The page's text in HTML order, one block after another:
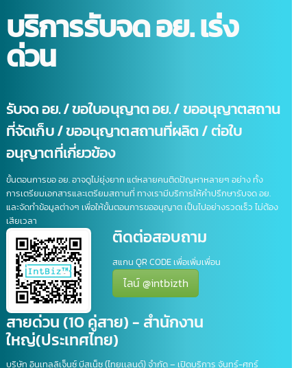
บริการรับจด อย. เร่ง
ด่วน
รับจด อย. / ขอใบอนุญาต อย. / ขออนุญาตสถา
ที่จัดเก็บ / ขออนุญาตสถานที่ผลิต / ต่อใบ
อนุญาตที่เกี่ยวข้อง
ขั้นตอนการขอ อย. อาจดูไม่ยุ่งยาก แต่หลายคนติดปัญหาหลายๆ อย่าง ทั้ง
การเตรียมเอกสารและเตรียมสถานที่ ทางเรามีบริการให้คำปรึกษารับจด อย.
และจัดทำข้อมูลต่างๆ เพื่อให้ขั้นตอนการขออนุญาต เป็นไปอย่างรวดเร็ว ไม่ต้อ
เสียเวลา
ติดต่อสอบถาม
สแกน QR CODE เพื่อเพิ่มเพื่อน